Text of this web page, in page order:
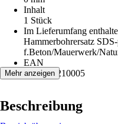
Inhalt
1 Stück
Im Lieferumfang
Hammerbohrersatz
f.Beton/Mauerwerk/
EAN
4007430210005
Mehr anzeigen
Beschreibung